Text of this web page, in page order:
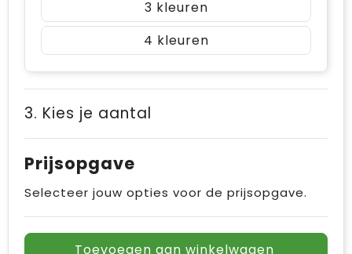
3
4
3. Kies je aantal
Prijsopgave
Selecteer jouw opties voor de prijsopgave.
Toevoegen aan winkelwagen